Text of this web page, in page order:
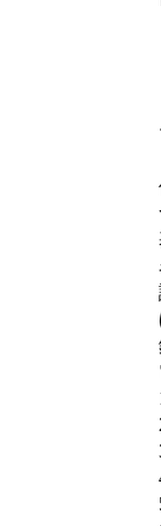
マ
「
何
つ
基
名
試
ほ
鉱
電
1,
2,
3,
4,
5,